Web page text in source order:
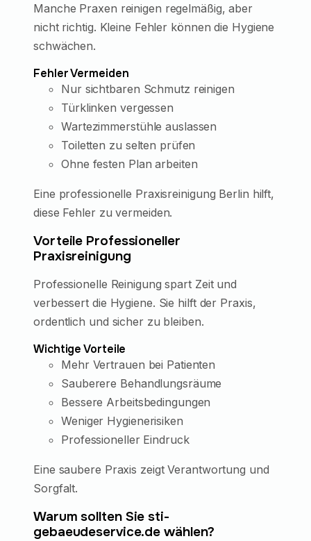
Manche Praxen reinigen regelmäßig, aber
nicht richtig. Kleine Fehler können die Hygiene
schwächen.
Fehler Vermeiden
Nur sichtbaren Schmutz reinigen
Türklinken vergessen
Wartezimmerstühle auslassen
Toiletten zu selten prüfen
Ohne festen Plan arbeiten
Eine professionelle Praxisreinigung Berlin hilft,
diese Fehler zu vermeiden.
Vorteile Professioneller
Praxisreinigung
Professionelle Reinigung spart Zeit und
verbessert die Hygiene. Sie hilft der Praxis,
ordentlich und sicher zu bleiben.
Wichtige Vorteile
Mehr Vertrauen bei Patienten
Sauberere Behandlungsräume
Bessere Arbeitsbedingungen
Weniger Hygienerisiken
Professioneller Eindruck
Eine saubere Praxis zeigt Verantwortung und
Sorgfalt.
Warum sollten Sie sti-
gebaeudeservice.de wählen?